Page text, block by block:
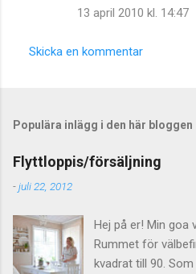
13 april 2010 kl. 14:47
Skicka en kommentar
Populära inlägg i den här bloggen
Flyttloppis/försäljning
-juli 22, 2012
Hej på er! Min goa
Rummet för
kvadrat till 90.